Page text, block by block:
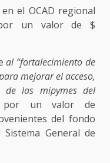
el OCAD regional
un valor de $
al “fortalecimiento de
mejorar el acceso,
de las mipymes del
un valor de
del fondo
General de